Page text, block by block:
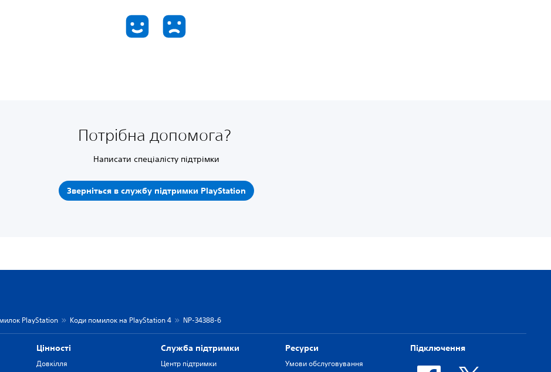
Потрібна допомога?
Написати спеціалісту підтрімки
Зверніться в службу підтримки PlayStation
PlayStation Коди помилок на PlayStation 4 NP-34388-6
Цiнностi
Довкілля
Служба підтримки
Центр підтримки
Ресурси
Умови обслуговування
Підключення